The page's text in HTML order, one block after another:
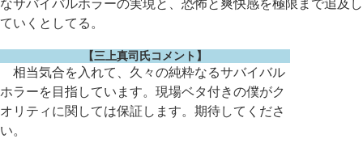
なサバイバルホラーの実現と、恐怖と爽快感を極限まで追及し
ていくとしてる。
【三上真司氏コメント】
相当気合を入れて、久々の純粋なるサバイバル
ホラーを目指しています。現場ベタ付きの僕がク
オリティに関しては保証します。期待してくださ
い。